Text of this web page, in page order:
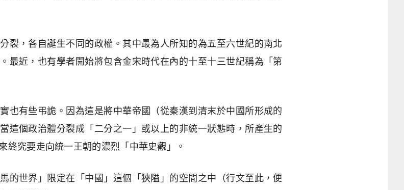
裂，各自誕生不同的政權。其中最為人所知的為五至六世紀的南北
最近，也有學者開始將包含金宋時代在內的十至十三世紀稱為「第
也有些弔詭。因為這是將中華帝國（從秦漢到清末於中國所形成的
這個政治體分裂成「二分之一」或以上的非統一狀態時，所產生的
終究要走向統一王朝的濃烈「中華史觀」。
的世界」限定在「中國」這個「狹隘」的空間之中（行文至此，便